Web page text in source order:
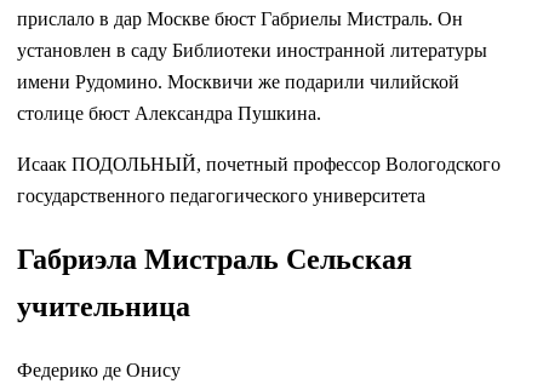
прислало в дар Москве бюст Габриелы Мистраль. Он
установлен в саду Библиотеки иностранной литературы
имени Рудомино. Москвичи же подарили чилийской
столице бюст Александра Пушкина.
Исаак ПОДОЛЬНЫЙ, почетный профессор Вологодского
государственного педагогического университета
Габриэла Мистраль Сельская
учительница
Федерико де Онису